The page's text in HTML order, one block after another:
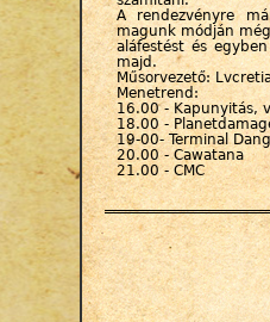
A rendezvényre
magunk módján
aláfestést és
majd.
Műsorvezető:
Menetrend:
16.00 - Kapunyitás,
18.00 -
19-00- Terminal
20.00 - Cawatana
21.00 - CMC